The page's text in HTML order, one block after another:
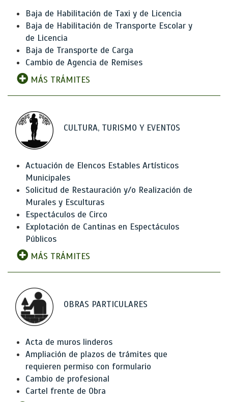
Baja de Habilitación de Taxi y de Licencia
Baja de Habilitación de Transporte Escolar y
de Licencia
Baja de Transporte de Carga
Cambio de Agencia de Remises
MÁS TRÁMITES
CULTURA, TURISMO Y EVENTOS
Actuación de Elencos Estables Artísticos
Municipales
Solicitud de Restauración y/o Realización de
Murales y Esculturas
Espectáculos de Circo
Explotación de Cantinas en Espectáculos
Públicos
MÁS TRÁMITES
OBRAS PARTICULARES
Acta de muros linderos
Ampliación de plazos de trámites que
requieren permiso con formulario
Cambio de profesional
Cartel frente de Obra